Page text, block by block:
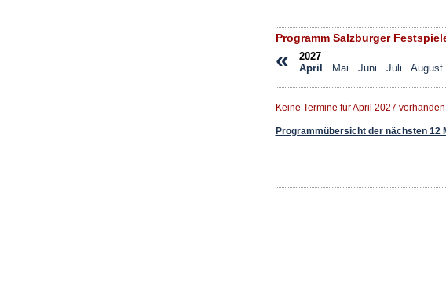
Programm Salzburger
«
2027
April
Mai Juni Juli August
Keine Termine für April 2027
Programmübersicht der nächsten 12